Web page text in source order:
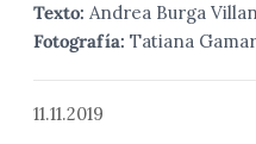
Texto: Andrea Burga
Fotografía: Tatiana
11.11.2019